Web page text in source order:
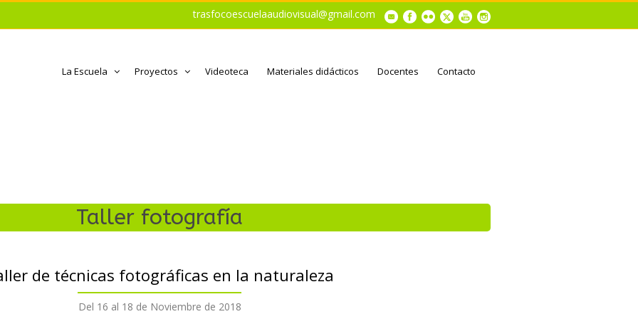
trasfocoescuelaaudiovisual@gmail.com
La Escuela Proyectos Videoteca Materiales didácticos Docentes Contacto
Taller fotografía
de técnicas fotográficas en la naturaleza
Del 16 al 18 de Noviembre de 2018